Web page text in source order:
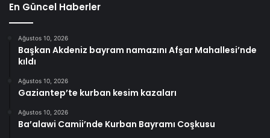
En Güncel Haberler
Ağustos 10, 2026
Başkan Akdeniz bayram namazını Afşar Mahallesi’nde
kıldı
Ağustos 10, 2026
Gaziantep’te kurban kesim kazaları
Ağustos 10, 2026
Ba’alawi Camii’nde Kurban Bayramı Coşkusu